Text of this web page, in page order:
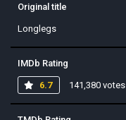
Original title
Longlegs
IMDb Rating
6.7 141,380 votes